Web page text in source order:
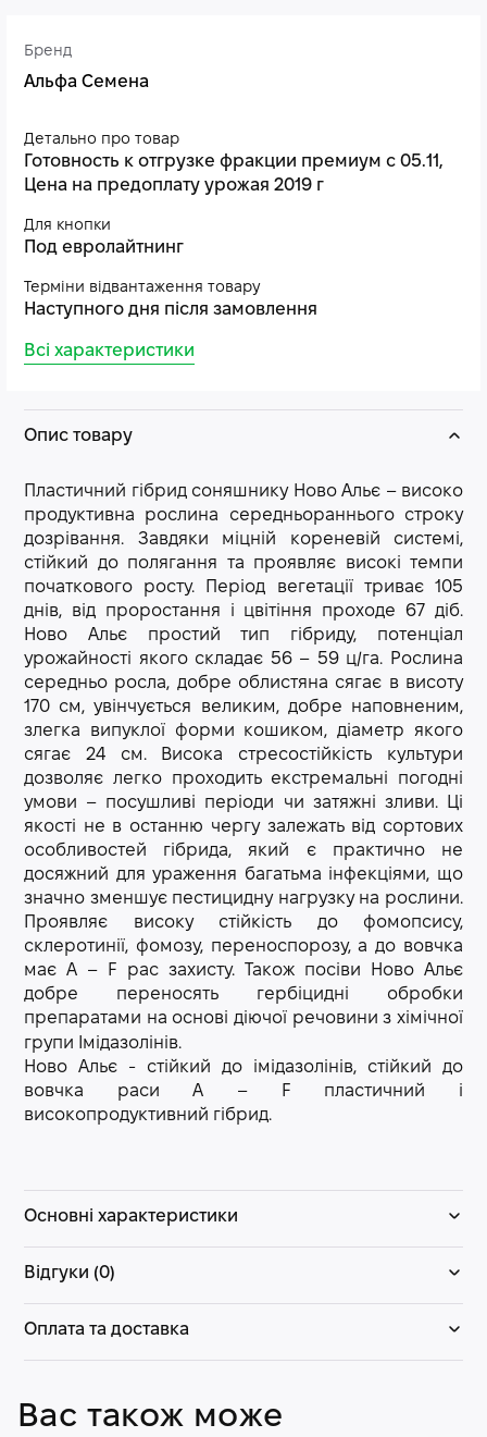
Бренд
Альфа Семена
Детально про товар
Готовность к отгрузке фракции премиум с 05.11,
Цена на предоплату урожая 2019 г
Для кнопки
Под евролайтнинг
Терміни відвантаження товару
Наступного дня після замовлення
Всі характеристики
Опис товару
Пластичний гібрид соняшнику Ново Альє – високо
продуктивна рослина середньораннього строку
дозрівання. Завдяки міцній кореневій системі,
стійкий до полягання та проявляє високі темпи
початкового росту. Період вегетації триває 105
днів, від проростання і цвітіння проходе 67 діб.
Ново Альє простий тип гібриду, потенціал
урожайності якого складає 56 – 59 ц/га. Рослина
середньо росла, добре облистяна сягає в висоту
170 см, увінчується великим, добре наповненим,
злегка випуклої форми кошиком, діаметр якого
сягає 24 см. Висока стресостійкість культури
дозволяє легко проходить екстремальні погодні
умови – посушливі періоди чи затяжні зливи. Ці
якості не в останню чергу залежать від сортових
особливостей гібрида, який є практично не
досяжний для ураження багатьма інфекціями, що
значно зменшує пестицидну нагрузку на рослини.
Проявляє високу стійкість до фомопсису,
склеротинії, фомозу, переноспорозу, а до вовчка
має А – F рас захисту. Також посіви Ново Альє
добре переносять гербіцидні обробки
препаратами на основі діючої речовини з хімічної
групи Імідазолінів.
Ново Альє - стійкий до імідазолінів, стійкий до
вовчка раси А – F пластичний і
високопродуктивний гібрид.
Основні характеристики
Відгуки (0)
Оплата та доставка
Вас також може